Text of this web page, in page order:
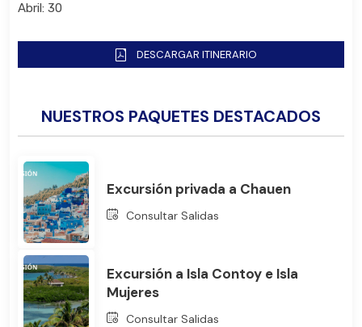
Abril: 30
DESCARGAR ITINERARIO
NUESTROS PAQUETES DESTACADOS
Excursión privada a Chauen
Consultar Salidas
Excursión a Isla Contoy e Isla
Mujeres
Consultar Salidas